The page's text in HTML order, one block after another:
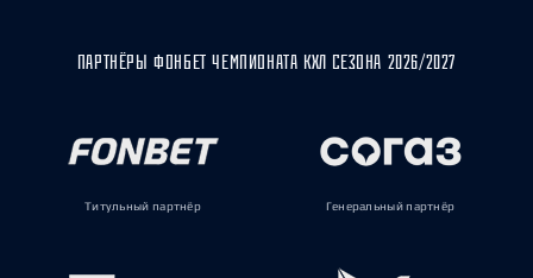
ПАРТНЁРЫ ФОНБЕТ ЧЕМПИОНАТА КХЛ СЕЗОНА 2026/2027
Титульный партнёр Генеральный партнёр